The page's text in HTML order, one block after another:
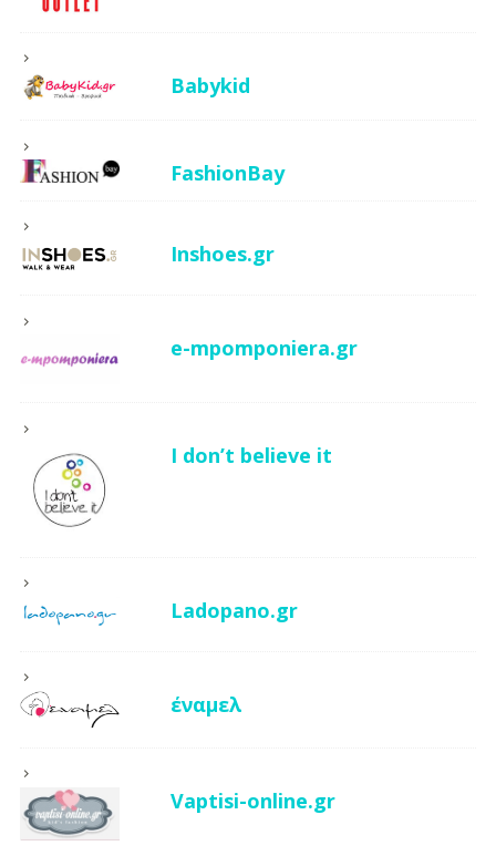
Babykid
FashionBay
Inshoes.gr
e-mpomponiera.gr
I don’t believe it
Ladopano.gr
έναμελ
Vaptisi-online.gr